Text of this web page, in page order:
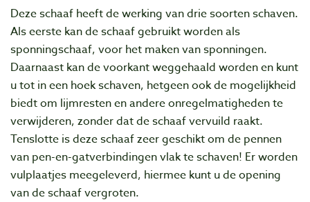
Deze schaaf heeft de werking van drie soorten schaven.
Als eerste kan de schaaf gebruikt worden als
sponningschaaf, voor het maken van sponningen.
Daarnaast kan de voorkant weggehaald worden en kunt
u tot in een hoek schaven, hetgeen ook de mogelijkheid
biedt om lijmresten en andere onregelmatigheden te
verwijderen, zonder dat de schaaf vervuild raakt.
Tenslotte is deze schaaf zeer geschikt om de pennen
van pen-en-gatverbindingen vlak te schaven! Er worden
vulplaatjes meegeleverd, hiermee kunt u de opening
van de schaaf vergroten.